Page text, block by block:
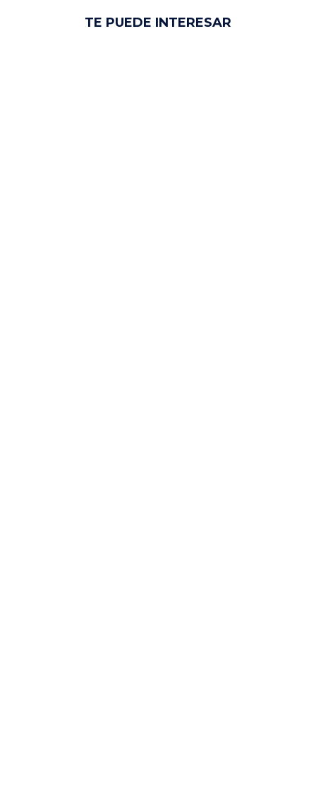
TE PUEDE INTERESAR